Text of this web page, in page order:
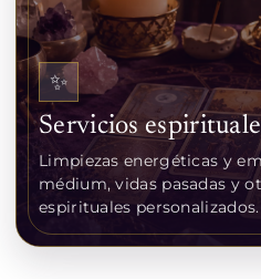
✨
Servicios
Limpiezas energéticas y
médium, vidas pasadas y
espirituales personalizados.